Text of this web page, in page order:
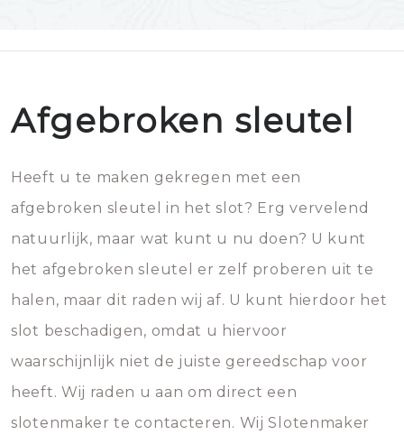
Afgebroken sleutel
Heeft u te maken gekregen met een
afgebroken sleutel in het slot? Erg vervelend
natuurlijk, maar wat kunt u nu doen? U kunt
het afgebroken sleutel er zelf proberen uit te
halen, maar dit raden wij af. U kunt hierdoor het
slot beschadigen, omdat u hiervoor
waarschijnlijk niet de juiste gereedschap voor
heeft. Wij raden u aan om direct een
slotenmaker te contacteren. Wij Slotenmaker